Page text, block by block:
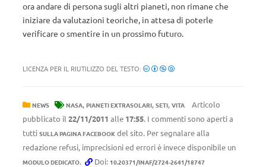
ora andare di persona sugli altri pianeti, non rimane che
iniziare da valutazioni teoriche, in attesa di poterle
verificare o smentire in un prossimo futuro.
LICENZA PER IL RIUTILIZZO DEL TESTO:
NEWS NASA, PIANETI EXTRASOLARI, SETI, VITA
Articolo
pubblicato il 22/11/2011 alle 17:55. I commenti sono aperti a
tutti SULLA PAGINA FACEBOOK del sito. Per segnalare alla
redazione refusi, imprecisioni ed errori è invece disponibile un
MODULO DEDICATO. Doi: 10.20371/INAF/2724-2641/18747